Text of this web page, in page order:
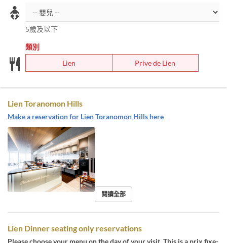
5歲及以下
類別
Lien
Prive de Lien
Lien Toranomon Hills
Make a reservation for Lien Toranomon Hills here
閱讀全部
Lien Dinner seating only reservations
Please choose your menu on the day of your visit. This is a prix fixe-